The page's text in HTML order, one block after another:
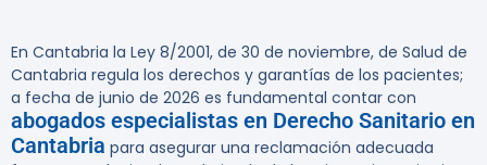
En Cantabria la Ley 8/2001, de 30 de noviembre, de Salud de
Cantabria regula los derechos y garantías de los pacientes;
a fecha de junio de 2026 es fundamental contar con
abogados especialistas en Derecho Sanitario en
Cantabria para asegurar una reclamación adecuada